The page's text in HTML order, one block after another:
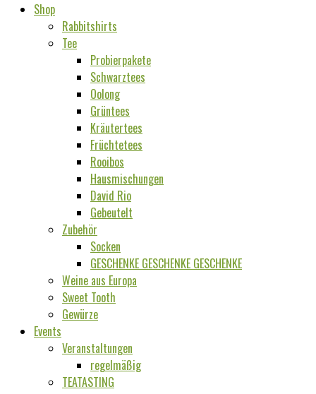
Shop
Rabbitshirts
Tee
Probierpakete
Schwarztees
Oolong
Grüntees
Kräutertees
Früchtetees
Rooibos
Hausmischungen
David Rio
Gebeutelt
Zubehör
Socken
GESCHENKE GESCHENKE GESCHENKE
Weine aus Europa
Sweet Tooth
Gewürze
Events
Veranstaltungen
regelmäßig
TEATASTING